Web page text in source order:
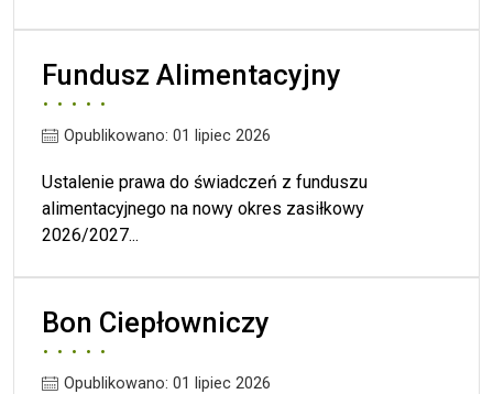
Fundusz Alimentacyjny
Opublikowano: 01 lipiec 2026
Ustalenie prawa do świadczeń z funduszu
alimentacyjnego na nowy okres zasiłkowy
2026/2027...
Bon Ciepłowniczy
Opublikowano: 01 lipiec 2026